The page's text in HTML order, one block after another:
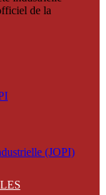
de la
(JOPI)